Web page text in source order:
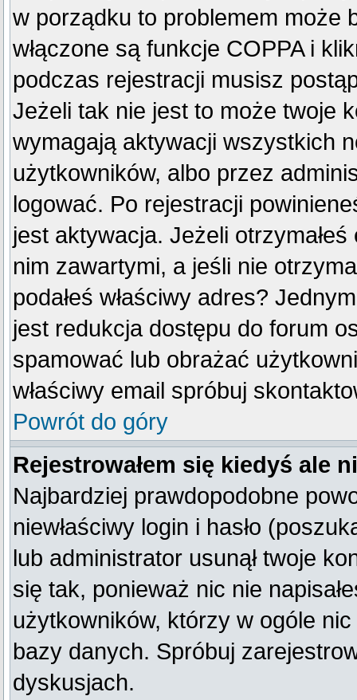
w porządku to problemem może
włączone są funkcje COPPA i
podczas rejestracji musisz
Jeżeli tak nie jest to może twoje
wymagają aktywacji wszystkich
użytkowników, albo przez
logować. Po rejestracji
jest aktywacja. Jeżeli
nim zawartymi, a jeśli nie
podałeś właściwy adres?
jest redukcja dostępu do forum
spamować lub obrażać
właściwy email spróbuj
Powrót do góry
Rejestrowałem się kiedyś ale
Najbardziej prawdopodobne
niewłaściwy login i hasło
lub administrator usunął twoje
się tak, ponieważ nic nie
użytkowników, którzy w ogóle
bazy danych. Spróbuj
dyskusjach.